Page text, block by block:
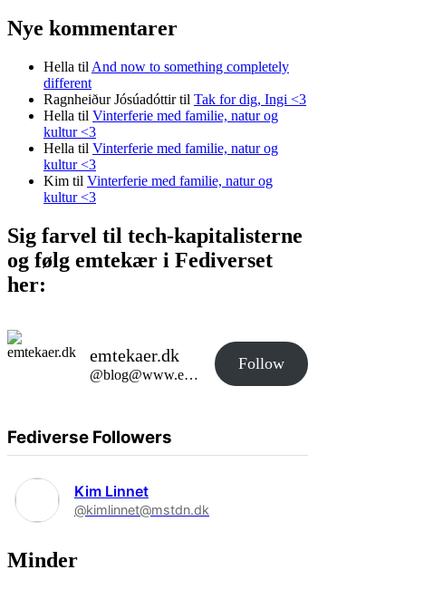
Nye kommentarer
Hella til And now to something completely
different
Ragnheiður Jósúadóttirtil Tak for dig, Ingi <3
Hella til Vinterferie med familie, natur og
kultur <3
Hella til Vinterferie med familie, natur og
kultur <3
Kim til Vinterferie med familie, natur og
kultur <3
Sig farvel til tech-kapitalisterne
og følg emtekær i Fediverset
her:
emtekaer.dk
@blog@www.emtekaer.dk
Follow
Fediverse Followers
Kim Linnet
@kimlinnet@mstdn.dk
Minder